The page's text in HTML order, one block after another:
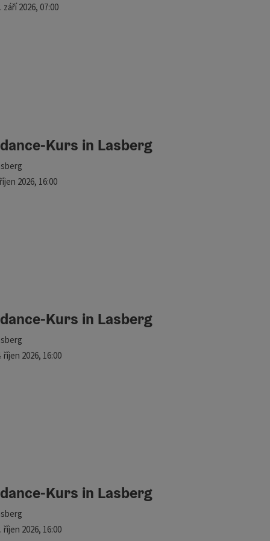
termín
září2026, 07:00
Kurs in Lasberg
termín
říjen 2026, 16:00
Kurs in Lasberg
termín
říjen 2026, 16:00
Kurs in Lasberg
termín
říjen 2026, 16:00